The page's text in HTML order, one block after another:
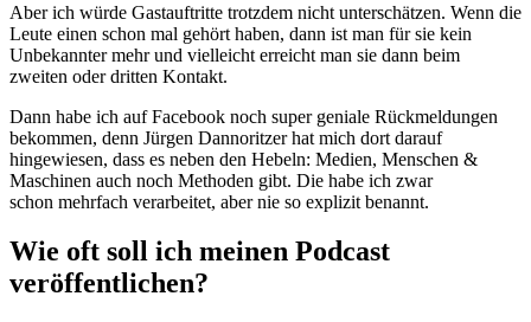
Aber ich würde Gastauftritte trotzdem nicht unterschätzen. Wenn die
Leute einen schon mal gehört haben, dann ist man für sie kein
Unbekannter mehr und vielleicht erreicht man sie dann beim
zweiten oder dritten Kontakt.
Dann habe ich auf Facebook noch super geniale Rückmeldungen
bekommen, denn Jürgen Dannoritzer hat mich dort darauf
hingewiesen, dass es neben den Hebeln: Medien, Menschen &
Maschinen auch noch Methoden gibt. Die habe ich zwar
schon mehrfach verarbeitet, aber nie so explizit benannt.
Wie oft soll ich meinen Podcast
veröffentlichen?